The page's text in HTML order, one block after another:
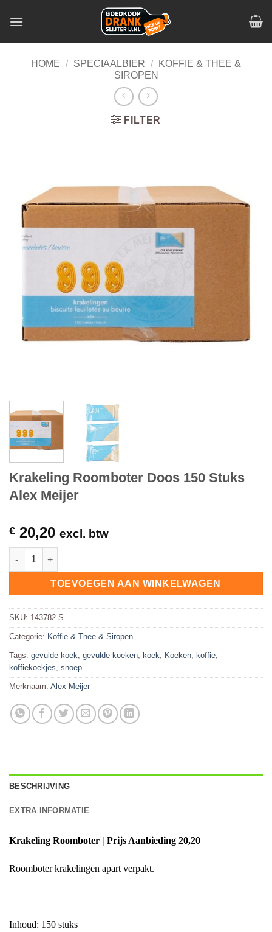
HOME / SPECIAALBIER /
KOFFIE & THEE &
SIROPEN
FILTER
Krakeling Roomboter Doos 150 Stuks
Alex Meijer
€ 20,20 excl. btw
Krakeling Roomboter Doos 150 Stuks Alex Meijer hoeveelheid
TOEVOEGEN AAN WINKELWAGEN
SKU: 143782-S
Categorie: Koffie & Thee & Siropen
Tags: gevulde koek, gevulde koeken, koek, Koeken, koffie,
koffiekoekjes, snoep
Merknaam: Alex Meijer
BESCHRIJVING
EXTRA INFORMATIE
Krakeling Roomboter | Prijs Aanbieding 20,20
Roomboter krakelingen apart verpakt.
Inhoud: 150 stuks